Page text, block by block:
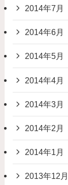
2014年7月
2014年6月
2014年5月
2014年4月
2014年3月
2014年2月
2014年1月
2013年12月